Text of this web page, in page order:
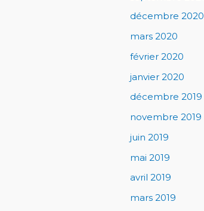
décembre 2020
mars 2020
février 2020
janvier 2020
décembre 2019
novembre 2019
juin 2019
mai 2019
avril 2019
mars 2019